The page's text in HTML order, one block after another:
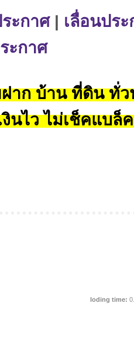
ะกาศ| เลื่อนปร
ะกาศ
าก บ้าน ที่ดิน ทั่ว
งินไว ไม่เช็คแบล็
loding time: